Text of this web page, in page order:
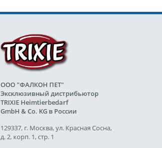
ООО "ФАЛКОН ПЕТ"
Эксклюзивный дистрибьютор
TRIXIE Heimtierbedarf
GmbH & Co. KG в России
129337, г. Москва, ул. Красная Сосна,
д. 2, корп. 1, стр. 1